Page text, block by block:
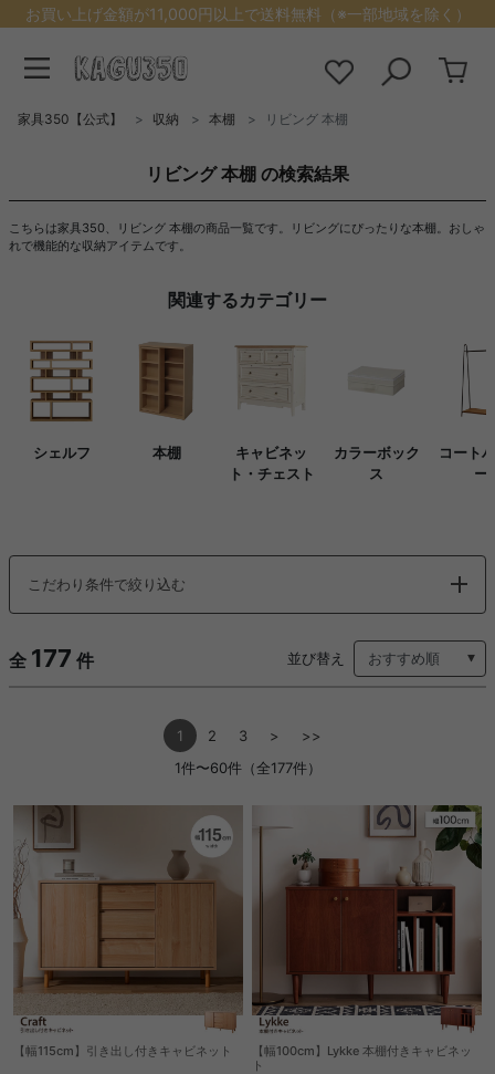
お買い上げ金額が11,000円以上で送料無料（※一部地域を除く）
家具350【公式】 収納 本棚 リビング 本棚
リビング 本棚 の検索結果
こちらは家具350、リビング 本棚の商品一覧です。リビングにぴったりな本棚。おしゃ
れで機能的な収納アイテムです。
関連するカテゴリー
シェルフ 本棚
キャビネッ
ト・チェスト
カラーボック
ス
コート
ー
こだわり条件で絞り込む
全 177 件 並び替え
1 2 3 >
>>
1件〜60件（全177件）
【幅115cm】引き出し付きキャビネット
【幅100cm】Lykke 本棚付きキャビネッ
ト